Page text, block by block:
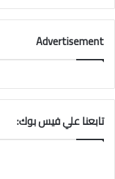
Advertisement
تابعنا علي فيس بوك: